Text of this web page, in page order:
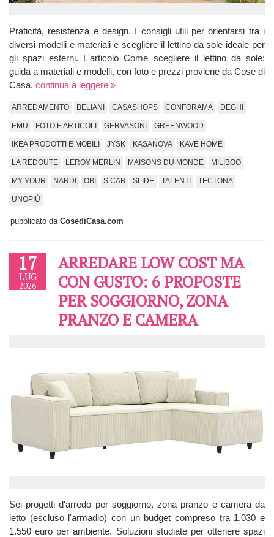
Praticità, resistenza e design. I consigli utili per orientarsi tra i
diversi modelli e materiali e scegliere il lettino da sole ideale per
gli spazi esterni. L'articolo Come scegliere il lettino da sole:
guida a materiali e modelli, con foto e prezzi proviene da Cose di
Casa. continua a leggere »
ARREDAMENTO BELIANI CASASHOPS CONFORAMA DEGHI
EMU FOTO E ARTICOLI GERVASONI GREENWOOD
IKEA PRODOTTI E MOBILI JYSK KASANOVA KAVE HOME
LA REDOUTE LEROY MERLIN MAISONS DU MONDE MILIBOO
MY YOUR NARDI OBI S CAB SLIDE TALENTI TECTONA
UNOPIÙ
pubblicato da CosediCasa.com
17
LUG
2026
ARREDARE LOW COST MA
CON GUSTO: 6 PROPOSTE
PER SOGGIORNO, ZONA
PRANZO E CAMERA
Sei progetti d'arredo per soggiorno, zona pranzo e camera da
letto (escluso l'armadio) con un budget compreso tra 1.030 e
1.550 euro per ambiente. Soluzioni studiate per ottenere spazi